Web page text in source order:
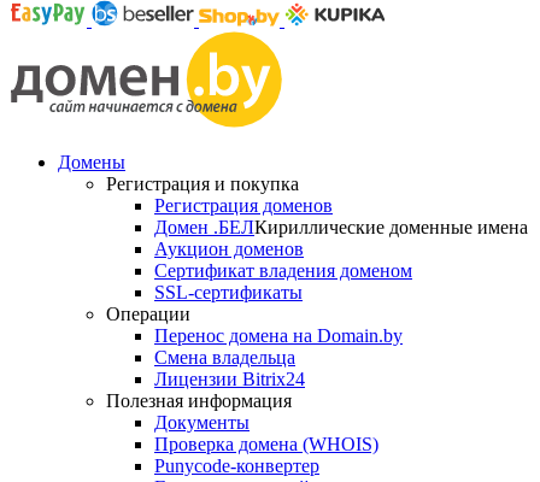
Домены
Регистрация и покупка
Регистрация доменов
Домен .БЕЛКириллические доменные имена
Аукцион доменов
Сертификат владения доменом
SSL-сертификаты
Операции
Перенос домена на Domain.by
Смена владельца
Лицензии Bitrix24
Полезная информация
Документы
Проверка домена (WHOIS)
Punycode-конвертер